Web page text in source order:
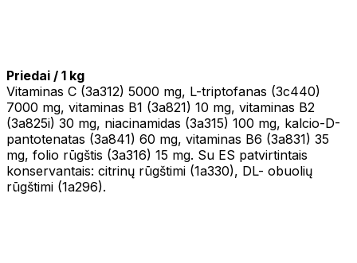
Priedai / 1 kg
Vitaminas C (3a312) 5000 mg, L-triptofanas (3c440)
7000 mg, vitaminas B1 (3a821) 10 mg, vitaminas B2
(3a825i) 30 mg, niacinamidas (3a315) 100 mg, kalcio-D-
pantotenatas (3a841) 60 mg, vitaminas B6 (3a831) 35
mg, folio rūgštis (3a316) 15 mg. Su ES patvirtintais
konservantais: citrinų rūgštimi (1a330), DL- obuolių
rūgštimi (1a296).